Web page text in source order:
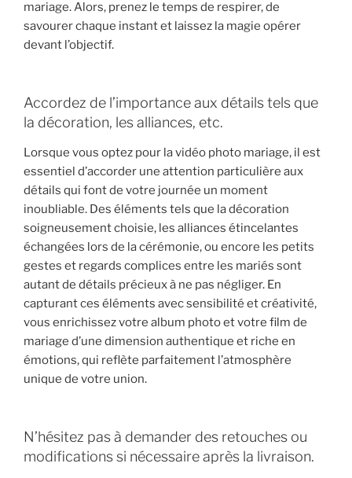
mariage. Alors, prenez le temps de respirer, de
savourer chaque instant et laissez la magie opérer
devant l’objectif.
Accordez de l’importance aux détails tels que
la décoration, les alliances, etc.
Lorsque vous optez pour la vidéo photo mariage, il est
essentiel d’accorder une attention particulière aux
détails qui font de votre journée un moment
inoubliable. Des éléments tels que la décoration
soigneusement choisie, les alliances étincelantes
échangées lors de la cérémonie, ou encore les petits
gestes et regards complices entre les mariés sont
autant de détails précieux à ne pas négliger. En
capturant ces éléments avec sensibilité et créativité,
vous enrichissez votre album photo et votre film de
mariage d’une dimension authentique et riche en
émotions, qui reflète parfaitement l’atmosphère
unique de votre union.
N’hésitez pas à demander des retouches ou
modifications si nécessaire après la livraison.